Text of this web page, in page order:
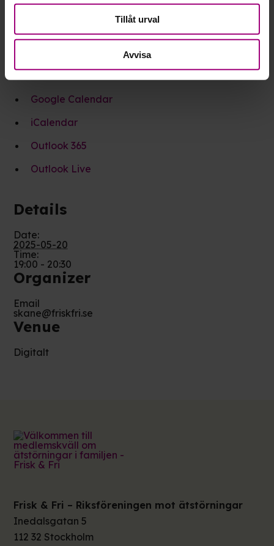
Tillåt urval
Avvisa
Google Calendar
iCalendar
Outlook 365
Outlook Live
Details
Date:
2025-05-20
Time:
19:00 - 20:30
Organizer
Email
skane@friskfri.se
Venue
Digitalt
Frisk & Fri – Riksföreningen mot ätstörningar
Inedalsgatan 5
112 32 Stockholm